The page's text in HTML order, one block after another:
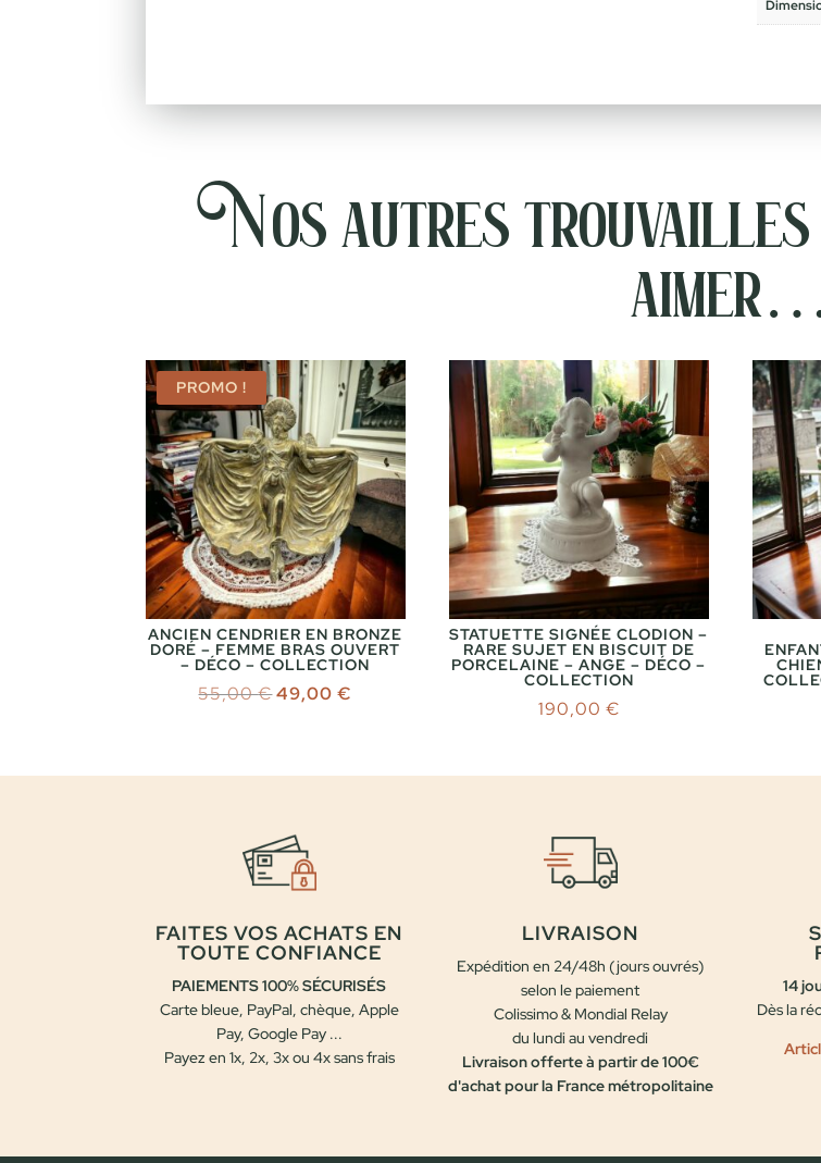
Nos autres trouvailles
PROMO !
ANCIEN CENDRIER EN BRONZE
DORÉ – FEMME BRAS OUVERT
– DÉCO – COLLECTION
55,00€Le
était :
49,00€
est :
STATUETTE SIGNÉE CLODION –
RARE SUJET EN BISCUIT DE
PORCELAINE – ANGE – DÉCO –
COLLECTION
190,00 €
FAITES VOS ACHATS EN
TOUTE CONFIANCE
PAIEMENTS 100% SÉCURISÉS
Carte bleue, PayPal, chèque, Apple
Pay, Google Pay ...
Payez en 1x, 2x, 3x ou 4x sans frais
LIVRAISON
Expédition en 24/48h (jours ouvrés)
selon le paiement
Colissimo & Mondial Relay
du lundi au vendredi
Livraison offerte à partir de 100€
d'achat pour la France métropolitaine
14
Dès la